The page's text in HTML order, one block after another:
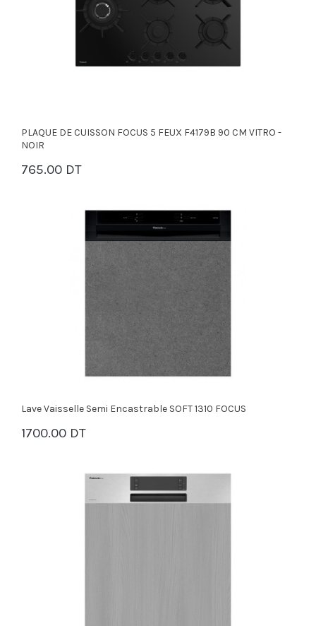
PLAQUE DE CUISSON FOCUS 5 FEUX F4179B 90 CM VITRO -
NOIR
765.00 DT
PANIER
Lave Vaisselle Semi Encastrable SOFT 1310 FOCUS
1700.00 DT
PANIER